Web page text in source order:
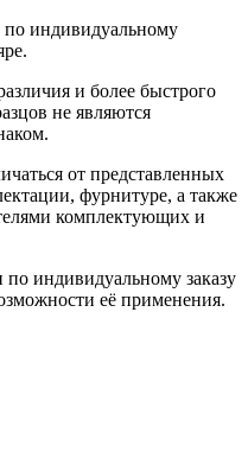
по индивидуальному
и более быстрого
не являются
от представленных
фурнитуре, а также
комплектующих и
индивидуальному заказу
её применения.